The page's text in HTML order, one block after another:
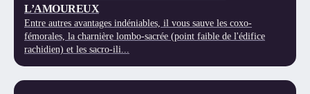
L’AMOUREUX
Entre autres avantages indéniables, il vous sauve les coxo-
fémorales, la charnière lombo-sacrée (point faible de l'édifice
rachidien) et les sacro-ili...